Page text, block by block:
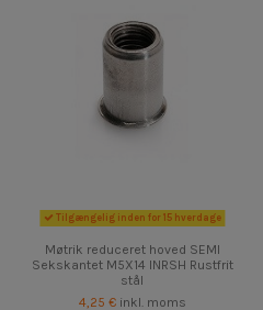
Tilgængelig inden for 15 hverdage
Møtrik reduceret hoved SEMI
Sekskantet M5X14 INRSH Rustfrit
stål
4,25 € inkl. moms